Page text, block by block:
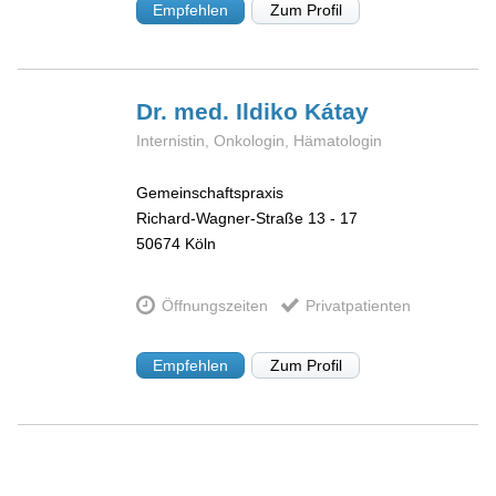
Empfehlen Zum Profil
Dr. med. Ildiko Kátay
Internistin, Onkologin, Hämatologin
Gemeinschaftspraxis
Richard-Wagner-Straße 13 - 17
50674 Köln
Öffnungszeiten Privatpatienten
Empfehlen Zum Profil